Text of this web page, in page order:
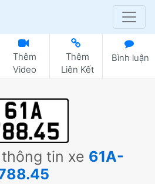
Thêm
Video
Thêm
Liên Kết
Bình luận
tin xe 61A-